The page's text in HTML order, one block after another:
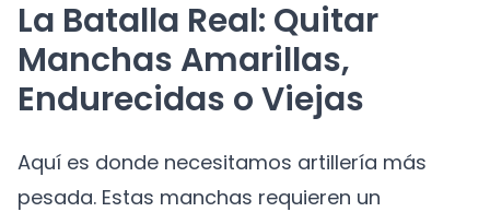
La Batalla Real: Quitar
Manchas Amarillas,
Endurecidas o Viejas
Aquí es donde necesitamos artillería más
pesada. Estas manchas requieren un